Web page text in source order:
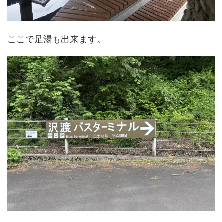
ここで足湯も出来ます。